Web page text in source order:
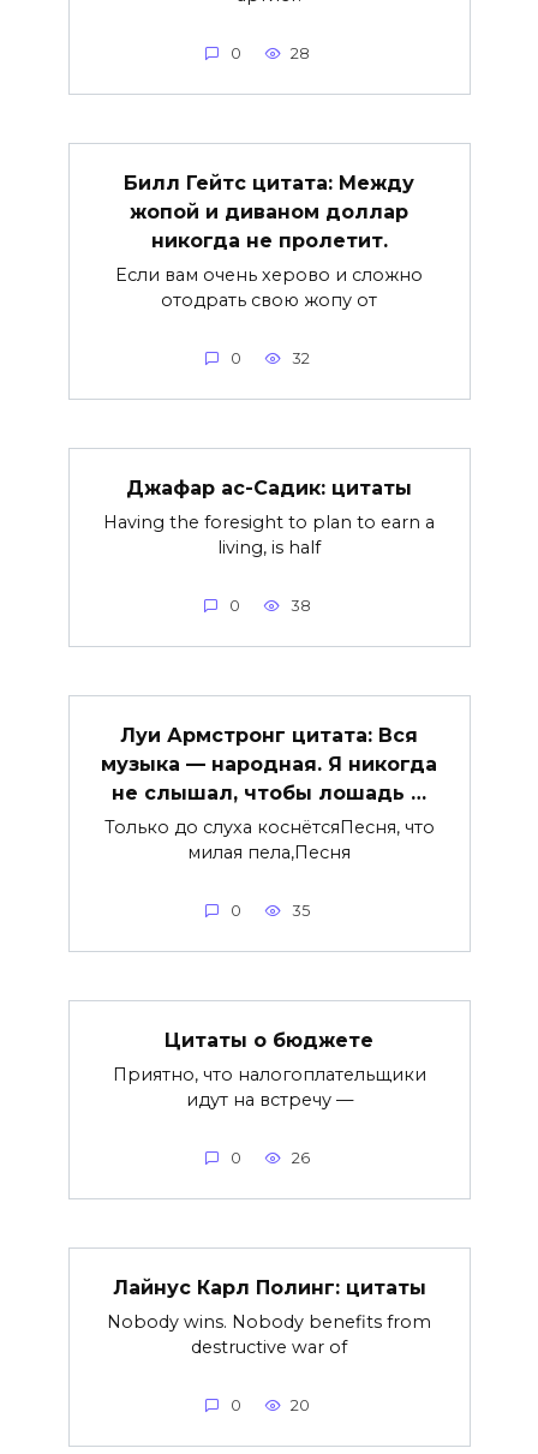
0 28
Билл Гейтс цитата: Между
жопой и диваном доллар
никогда не пролетит.
Если вам очень херово и сложно
отодрать свою жопу от
0 32
Джафар ас-Садик: цитаты
Having the foresight to plan to earn a
living, is half
0 38
Луи Армстронг цитата: Вся
музыка — народная. Я никогда
не слышал, чтобы лошадь …
Только до слуха коснётсяПесня, что
милая пела,Песня
0 35
Цитаты о бюджете
Приятно, что налогоплательщики
идут на встречу —
0 26
Лайнус Карл Полинг: цитаты
Nobody wins. Nobody benefits from
destructive war of
0 20